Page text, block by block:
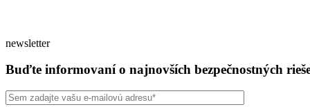
newsletter
Buďte informovaní o najnovších bezpečnostných